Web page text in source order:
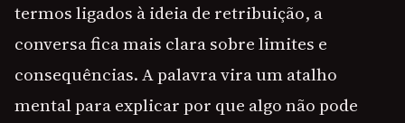
termos ligados à ideia de retribuição, a
conversa fica mais clara sobre limites e
consequências. A palavra vira um atalho
mental para explicar por que algo não pode